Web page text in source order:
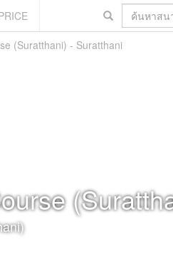
(Suratthani) - Suratthani